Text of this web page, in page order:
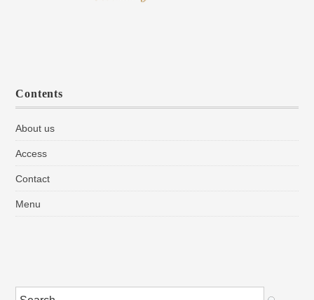
Contents
About us
Access
Contact
Menu